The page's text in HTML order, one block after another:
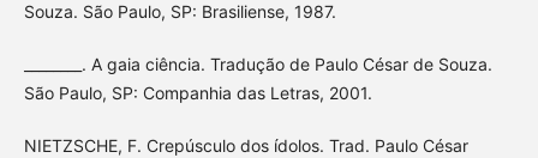
Souza. São Paulo, SP: Brasiliense, 1987.
________. A gaia ciência. Tradução de Paulo César de Souza.
São Paulo, SP: Companhia das Letras, 2001.
NIETZSCHE, F. Crepúsculo dos ídolos. Trad. Paulo César